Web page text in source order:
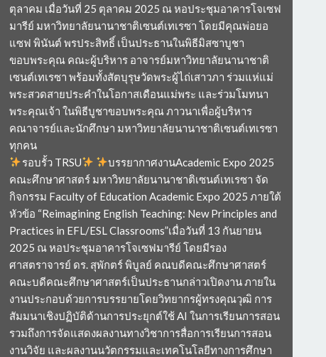
ตุลาคม เมื่อวันที่ 25 ตุลาคม 2025 ณ หอประชุมอาคารโจเซฟ
มารีย์ มหาวิทยาลัยนานาชาติเซนต์เทเรซา โดยมีคุณพ่อยอ
แซฟ พินันต์ พรประสิทธิ์ เป็นประธานในพิธีมิสซาบูชา
ขอบพระคุณ คณะผู้บริหาร อาจารย์มหาวิทยาลัยนานาชาติ
เซนต์เทเรซา พร้อมทั้งสัตบุรุษวัดพระผู้ไถ่เสาวภา ร่วมแห่แม่
พระสวดสายประคำในโอกาสเดือนแม่พระ และร่วมโมทนา
พระคุณเจ้า ในพิธีบูชาขอบพระคุณ ภาวนาเพื่อผู้บริหาร
คณาจารย์และนักศึกษา มหาวิทยาลัยนานาชาติเซนต์เทเรซา
ทุกคน
รอบรั้ว TRSU
บรรยากาศงานAcademic Expo 2025
คณะศึกษาศาสตร์ มหาวิทยาลัยนานาชาติเซนต์เทเรซา จัด
กิจกรรม Faculty of Education Academic Expo 2025 ภายใต้
หัวข้อ “Reimagining English Teaching: New Principles and
Practices in EFL/ESL Classrooms”เมื่อวันที่ 13 กันยายน
2025 ณ หอประชุมอาคารโจเซฟมารีย์ โดยมีรอง
ศาสตราจารย์ ดร. สุพักตร์ พิบูลย์ คณบดีคณะศึกษาศาสตร์
คณะบดีคณะศึกษาศาสตร์เป็นประธานกล่าวเปิดงาน ภายใน
งานประกอบด้วยการบรรยายโดยวิทยากรผู้ทรงคุณวุฒิ การ
สัมมนาเชิงปฏิบัติด้านการประยุกต์ใช้ AI ในการเรียนการสอน
รวมถึงการจัดแสดงผลงานทางวิชาการสื่อการเรียนการสอน
งานวิจัย และผลงานนวัตกรรมและเทคโนโลยีทางการศึกษา